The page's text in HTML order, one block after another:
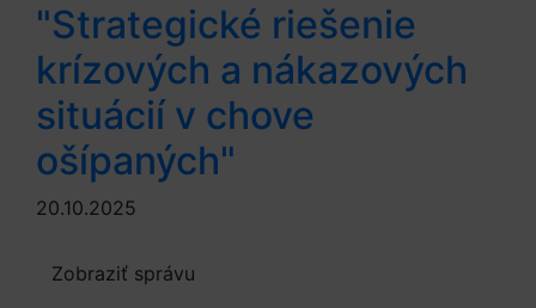
"Strategické riešenie
krízových a nákazových
situácií v chove
ošípaných"
20.10.2025
Zobraziť správu